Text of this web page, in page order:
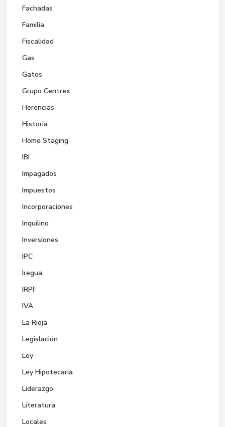
Fachadas
Familia
Fiscalidad
Gas
Gatos
Grupo Centrex
Herencias
Historia
Home Staging
IBI
Impagados
Impuestos
Incorporaciones
Inquilino
Inversiones
IPC
Iregua
IRPF
IVA
La Rioja
Legislación
Ley
Ley Hipotecaria
Liderazgo
Literatura
Locales